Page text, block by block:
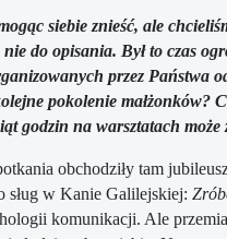
siebie znieść, ale
do opisania. Był to czas
przez
pokolenie małżonków?
godzin na warsztatach może
obchodziły tam
sług w Kanie Galilejskiej:
komunikacji. Ale